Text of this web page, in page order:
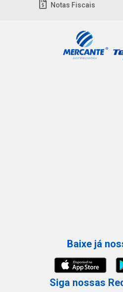
Notas Fiscais
Baixe já
Siga nossas